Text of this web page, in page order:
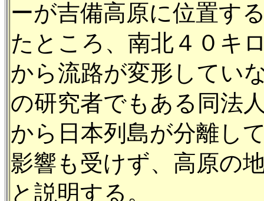
ーが吉備高原に位置す
たところ、南北４０キ
から流路が変形してい
の研究者でもある同法
から日本列島が分離し
影響も受けず、高原の
と説明する。